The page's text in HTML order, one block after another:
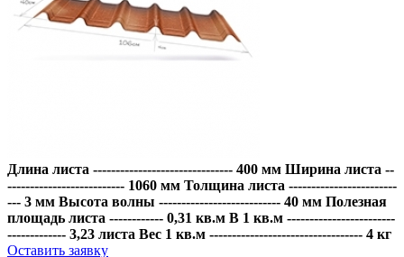
Длина листа ------------------------------- 400 мм Ширина листа --
-------------------------- 1060 мм Толщина листа ------------------------
--- 3 мм Высота волны --------------------------- 40 мм Полезная
площадь листа ------------ 0,31 кв.м В 1 кв.м ------------------------
------------- 3,23 листа Вес 1 кв.м ---------------------------------- 4 кг
Оставить заявку